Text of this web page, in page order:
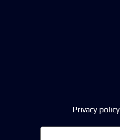
Privacy policy